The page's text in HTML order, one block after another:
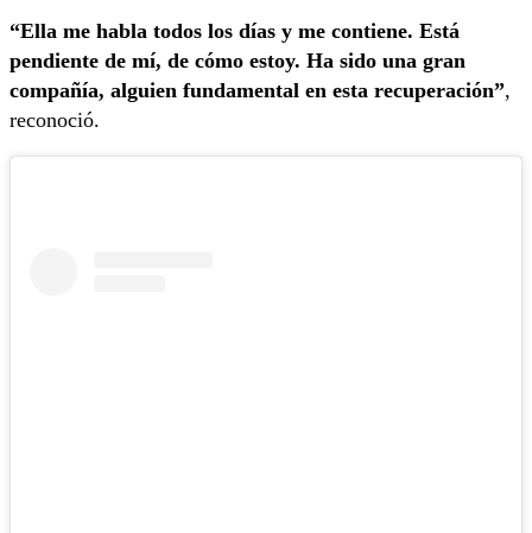
“Ella me habla todos los días y me contiene. Está
pendiente de mí, de cómo estoy. Ha sido una gran
compañía, alguien fundamental en esta recuperación”,
reconoció.